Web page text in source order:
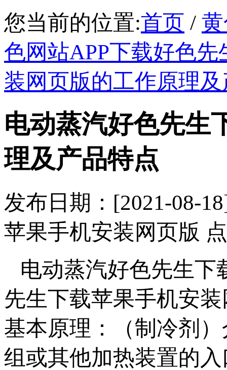
您当前的位置:首页 /
色网站APP下载好色先
装网页版的工作原理
电动蒸汽好色先生
理及产品特点
发布日期：[2021-08-
苹果手机安装网页版 点击
电动蒸汽好色先生下
先生下载苹果手机安装
基本原理：（制冷剂
组或其他加热装置的入